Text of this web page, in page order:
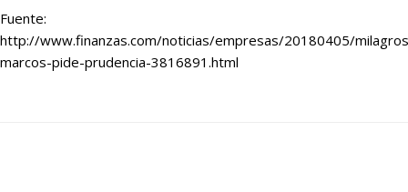
Fuente:
http://www.finanzas.com/noticias/empresas/20180405/
marcos-pide-prudencia-3816891.html